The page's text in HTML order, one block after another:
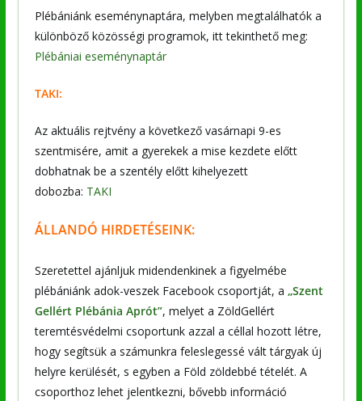
Plébániánk eseménynaptára, melyben megtalálhatók a
különböző közösségi programok, itt tekinthető meg:
Plébániai eseménynaptár
TAKI:
Az aktuális rejtvény a következő vasárnapi 9-es
szentmisére, amit a gyerekek a mise kezdete előtt
dobhatnak be a szentély előtt kihelyezett
dobozba: TAKI
ÁLLANDÓ HIRDETÉSEINK:
Szeretettel ajánljuk midendenkinek a figyelmébe
plébániánk adok-veszek Facebook csoportját, a „Szent
Gellért Plébánia Aprót”, melyet a ZöldGellért
teremtésvédelmi csoportunk azzal a céllal hozott létre,
hogy segítsük a számunkra feleslegessé vált tárgyak új
helyre kerülését, s egyben a Föld zöldebbé tételét. A
csoporthoz lehet jelentkezni, bővebb információ